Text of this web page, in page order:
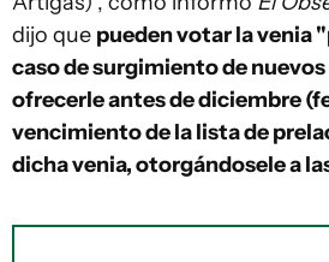
dijo que pueden votar la venia
caso de surgimiento de
ofrecerle antes de diciembre
vencimiento de la lista de
dicha venia, otorgándosele a